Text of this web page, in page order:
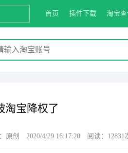
首页 插件下载 淘宝
淘宝降权了
原创 2020/4/29 16:17:20 阅读：12831